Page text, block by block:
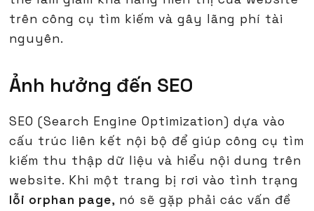
trên công cụ tìm kiếm và gây lãng phí tài
nguyên.
Ảnh hưởng đến SEO
SEO (Search Engine Optimization) dựa vào
cấu trúc liên kết nội bộ để giúp công cụ tìm
kiếm thu thập dữ liệu và hiểu nội dung trên
website. Khi một trang bị rơi vào tình trạng
lỗi orphan page, nó sẽ gặp phải các vấn đề